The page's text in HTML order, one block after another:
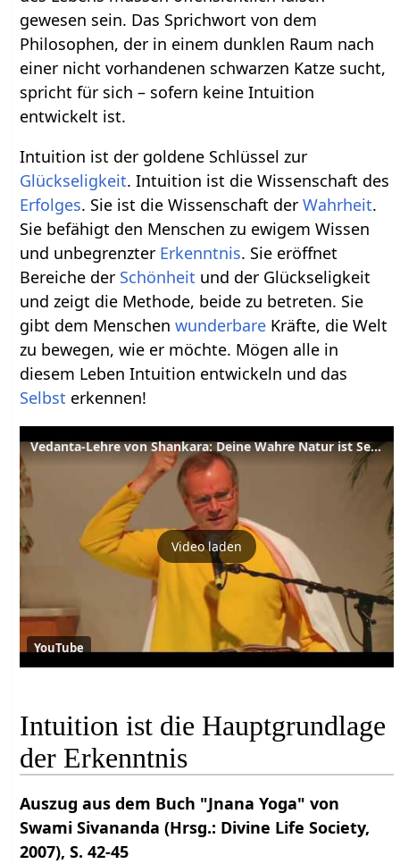
gewesen sein. Das Sprichwort von dem
Philosophen, der in einem dunklen Raum nach
einer nicht vorhandenen schwarzen Katze sucht,
spricht für sich – sofern keine Intuition
entwickelt ist.
Intuition ist der goldene Schlüssel zur
Glückseligkeit. Intuition ist die Wissenschaft des
Erfolges. Sie ist die Wissenschaft derWahrheit.
Sie befähigt den Menschen zu ewigem Wissen
und unbegrenzter Erkenntnis. Sie eröffnet
Bereiche der Schönheit und der Glückseligkeit
und zeigt die Methode, beide zu betreten. Sie
gibt dem Menschenwunderbare Kräfte, die Welt
zu bewegen, wie er möchte. Mögen alle in
diesem Leben Intuition entwickeln und das
Selbst erkennen!
Vedanta-Lehre von Shankara: Deine Wahre Natur ist Sein Wissen und Glückseligkeit
Video laden
YouTube
Intuition ist die Hauptgrundlage
der Erkenntnis
Auszug aus dem Buch "Jnana Yoga" von
Swami Sivananda (Hrsg.: Divine Life Society,
2007), S. 42-45